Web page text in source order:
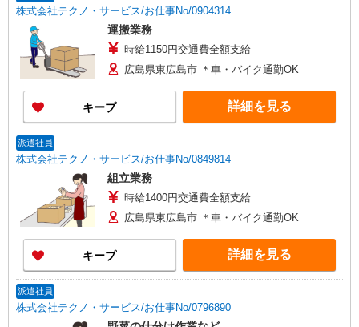
株式会社テクノ・サービス/お仕事No/0904314
運搬業務
時給1150円交通費全額支給
広島県東広島市 ＊車・バイク通勤OK
キープ 詳細を見る
派遣社員
株式会社テクノ・サービス/お仕事No/0849814
組立業務
時給1400円交通費全額支給
広島県東広島市 ＊車・バイク通勤OK
キープ 詳細を見る
派遣社員
株式会社テクノ・サービス/お仕事No/0796890